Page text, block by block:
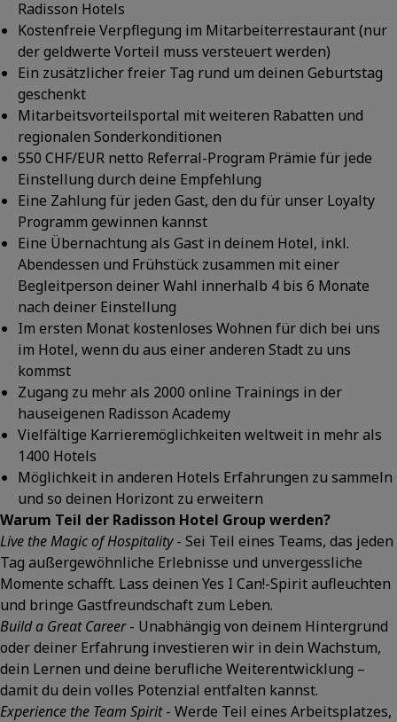
Radisson Hotels
Kostenfreie Verpflegung im Mitarbeiterrestaurant (nur
der geldwerte Vorteil muss versteuert werden)
Ein zusätzlicher freier Tag rund um deinen Geburtstag
geschenkt
Mitarbeitsvorteilsportal mit weiteren Rabatten und
regionalen Sonderkonditionen
550 CHF/EUR netto Referral-Program Prämie für jede
Einstellung durch deine Empfehlung
Eine Zahlung für jeden Gast, den du für unser Loyalty
Programm gewinnen kannst
Eine Übernachtung als Gast in deinem Hotel, inkl.
Abendessen und Frühstück zusammen mit einer
Begleitperson deiner Wahl innerhalb 4 bis 6 Monate
nach deiner Einstellung
Im ersten Monat kostenloses Wohnen für dich bei uns
im Hotel, wenn du aus einer anderen Stadt zu uns
kommst
Zugang zu mehr als 2000 online Trainings in der
hauseigenen Radisson Academy
Vielfältige Karrieremöglichkeiten weltweit in mehr als
1400 Hotels
Möglichkeit in anderen Hotels Erfahrungen zu sammeln
und so deinen Horizont zu erweitern
Warum Teil der Radisson Hotel Group werden?
Live the Magic of Hospitality- Sei Teil eines Teams, das jeden
Tag außergewöhnliche Erlebnisse und unvergessliche
Momente schafft. Lass deinen Yes I Can!-Spirit aufleuchten
und bringe Gastfreundschaft zum Leben.
Build a Great Career- Unabhängig von deinem Hintergrund
oder deiner Erfahrung investieren wir in dein Wachstum,
dein Lernen und deine berufliche Weiterentwicklung –
damit du dein volles Potenzial entfalten kannst.
Experience the Team Spirit- Werde Teil eines Arbeitsplatzes,